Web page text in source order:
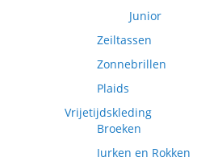
Junior
Zeiltassen
Zonnebrillen
Plaids
Vrijetijdskleding
Broeken
Jurken en Rokken